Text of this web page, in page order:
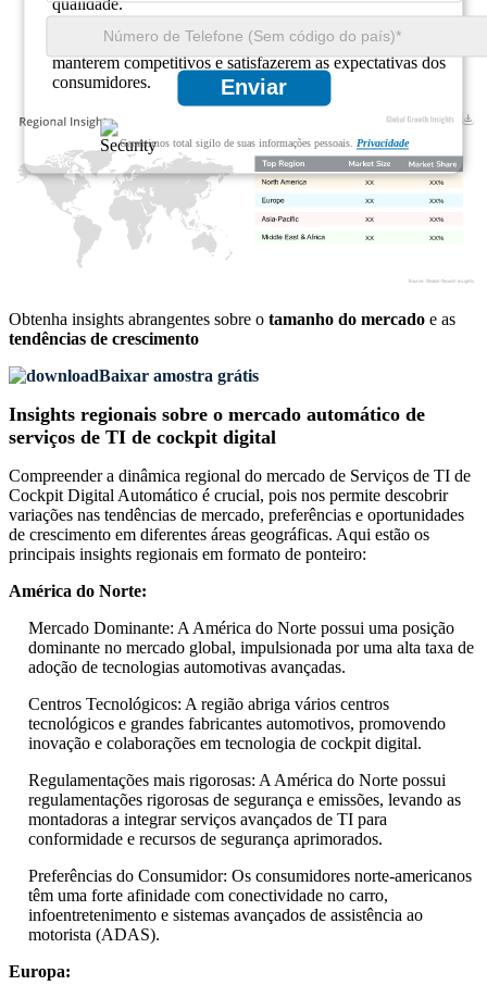
Enviar
Garantimos total sigilo de suas informações pessoais. Privacidade
qualidade.
económicos estão a adotar elementos de cockpit digital para se
manterem competitivos e satisfazerem as expectativas dos
consumidores.
XX%
XX
XX%
XX
XX%
XX
XX%
XX
Obtenha insights abrangentes sobre o tamanho do mercado e as
tendências de crescimento
Baixar amostra grátis
Insights regionais sobre o mercado automático de
serviços de TI de cockpit digital
Compreender a dinâmica regional do mercado de Serviços de TI de
Cockpit Digital Automático é crucial, pois nos permite descobrir
variações nas tendências de mercado, preferências e oportunidades
de crescimento em diferentes áreas geográficas. Aqui estão os
principais insights regionais em formato de ponteiro:
América do Norte:
Mercado Dominante: A América do Norte possui uma posição
dominante no mercado global, impulsionada por uma alta taxa de
adoção de tecnologias automotivas avançadas.
Centros Tecnológicos: A região abriga vários centros
tecnológicos e grandes fabricantes automotivos, promovendo
inovação e colaborações em tecnologia de cockpit digital.
Regulamentações mais rigorosas: A América do Norte possui
regulamentações rigorosas de segurança e emissões, levando as
montadoras a integrar serviços avançados de TI para
conformidade e recursos de segurança aprimorados.
Preferências do Consumidor: Os consumidores norte-americanos
têm uma forte afinidade com conectividade no carro,
infoentretenimento e sistemas avançados de assistência ao
motorista (ADAS).
Europa: